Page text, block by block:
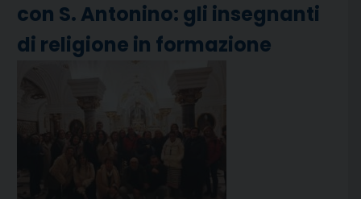
con S. Antonino: gli insegnanti
di religione in formazione